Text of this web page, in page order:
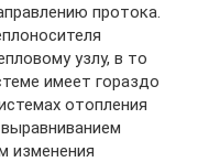
протока.
узлу, в то
имеет гораздо
отопления
изменения